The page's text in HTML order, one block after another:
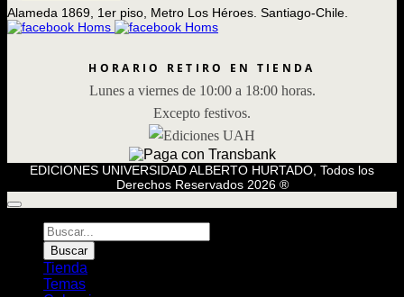
Alameda 1869, 1er piso, Metro Los Héroes. Santiago-Chile.
HORARIO RETIRO EN TIENDA
Lunes a viernes de 10:00 a 18:00 horas.
Excepto festivos.
EDICIONES UNIVERSIDAD ALBERTO HURTADO, Todos los
Derechos Reservados 2026 ®
Búsqueda
de
Libros
Buscar
Tienda
Temas